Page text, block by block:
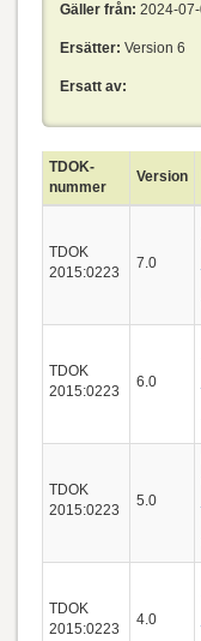
Gäller från: 2024-
Ersätter: Version 6
Ersatt av:
TDOK-
nummer
Version
TDOK
2015:0223
7.0
TDOK
2015:0223
6.0
TDOK
2015:0223
5.0
TDOK
2015:0223
4.0